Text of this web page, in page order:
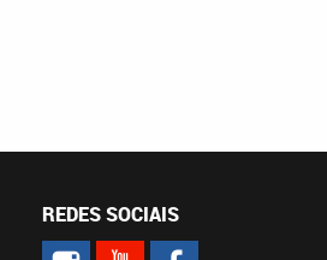
REDES SOCIAIS